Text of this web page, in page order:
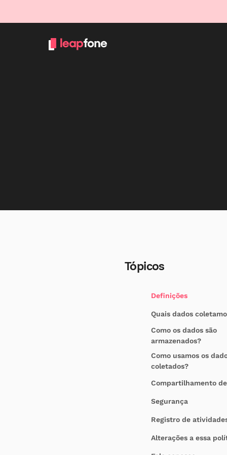
Tópicos
Definições
Quais dados
Como os dados são
armazenados?
Como usamos os
coletados?
Compartilhamento
Segurança
Registro de
Alterações a essa